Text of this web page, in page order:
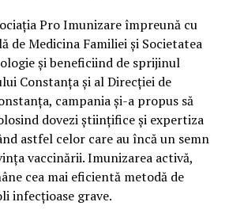
Pro Imunizare împreună cu
de Medicina Familiei şi Societatea
şi beneficiind de sprijinul
Constanța şi al Direcţiei de
campania şi-a propus să
dovezi ştiinţifice şi expertiza
astfel celor care au încă un semn
vaccinării. Imunizarea activă,
cea mai eficientă metodă de
infecţioase grave.